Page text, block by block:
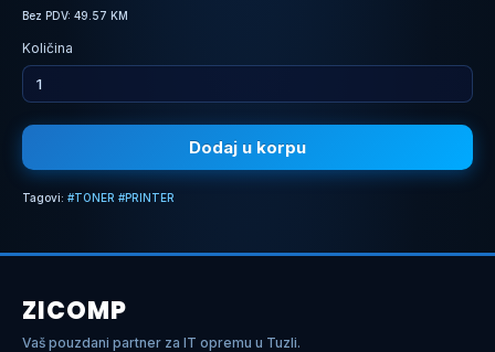
Bez PDV: 49.57 KM
Količina
Dodaj u korpu
Tagovi: #TONER #PRINTER
ZICOMP
Vaš pouzdani partner za IT opremu u Tuzli.